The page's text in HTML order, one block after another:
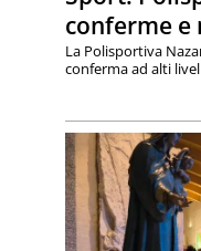
conferme e
La Polisportiva
conferma ad alti